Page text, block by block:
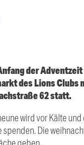
der
des Lions Clubs
62 statt.
wird vor Kälte
Die
geben.